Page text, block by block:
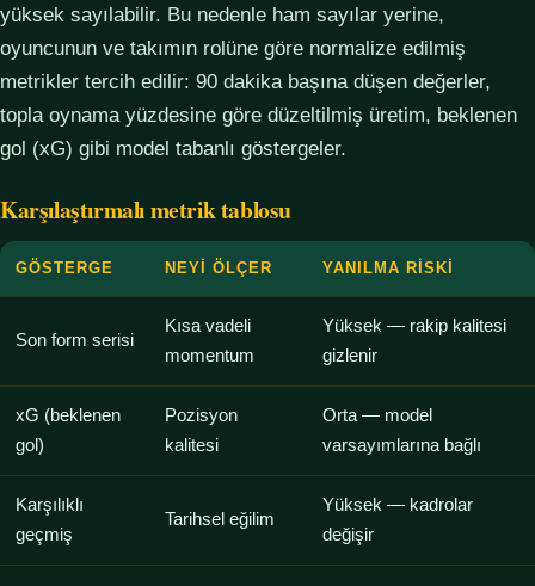
yüksek sayılabilir. Bu nedenle ham sayılar yerine,
oyuncunun ve takımın rolüne göre normalize edilmiş
metrikler tercih edilir: 90 dakika başına düşen değerler,
topla oynama yüzdesine göre düzeltilmiş üretim, beklenen
gol (xG) gibi model tabanlı göstergeler.
Karşılaştırmalı metrik tablosu
GÖSTERGE NEYI ÖLÇER YANILMA RISKI
Son form serisi
Kısa vadeli
momentum
Yüksek — rakip kalitesi
gizlenir
xG (beklenen
gol)
Pozisyon
kalitesi
Orta — model
varsayımlarına bağlı
Karşılıklı
geçmiş
Tarihsel eğilim
Yüksek — kadrolar
değişir